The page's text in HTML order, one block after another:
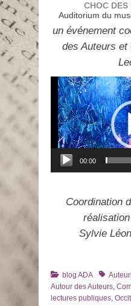
CHOC
Auditorium du
un événement
des Auteurs
Lecteur
vidéo
00:00
Coordination
Sylvie
Catégories
blog ADA Tags
Autour des Auteurs
lectures publiques